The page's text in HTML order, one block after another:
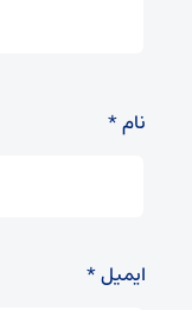
نام*
ایمیل*